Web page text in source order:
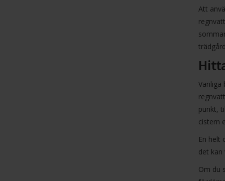
Att
punkt,
cistern
En helt
det
Om du